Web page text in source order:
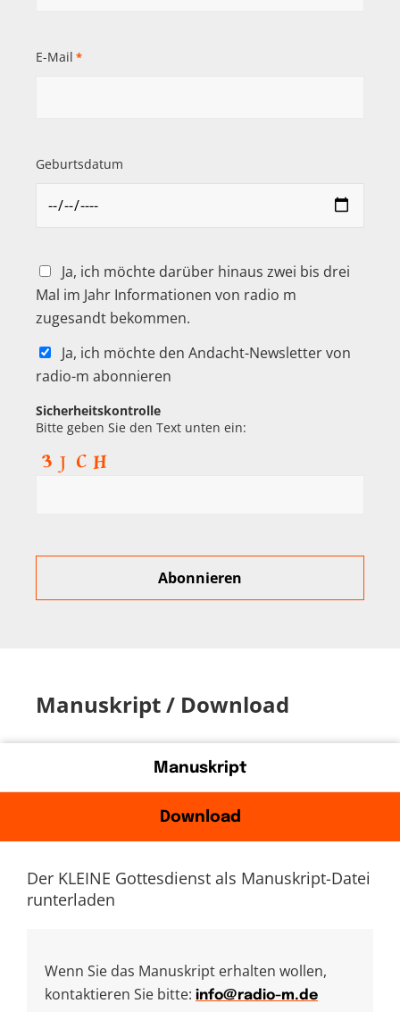
E-Mail *
Geburtsdatum
Ja, ich möchte darüber hinaus zwei bis drei
Mal im Jahr Informationen von radio m
zugesandt bekommen.
Ja, ich möchte den Andacht-Newsletter von
radio-m abonnieren
Sicherheitskontrolle
Bitte geben Sie den Text unten ein:
Manuskript / Download
Manuskript
Download
Der KLEINE Gottesdienst als Manuskript-Datei
runterladen
Wenn Sie das Manuskript erhalten wollen,
kontaktieren Sie bitte: info@radio-m.de